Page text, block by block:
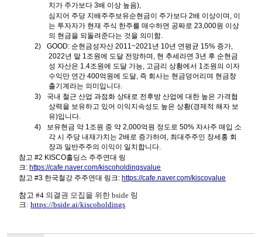
치가 주가보다 3배 이상 높음),
심지어 주당 지배주주보유순현금이 주가보다 2배 이상이며 , 이
는 투자자가 현재 주식 한주를 매수하면 공짜로 23,000원 이상
의 현금을 되돌려준다는 것을 의미함.
2)
GOOD: 순현금성자산 2011~2021년 10년 연평균 15% 증가,
2022년 말 1조원에 도달 전망하며 , 현 추세라면 3년 후 순현금
성 자산은 1.4조원에 도달 가능, 고금리 상황에서 1조원의 이자
수익만 연간 400억원에 도달, 즉 회사는 현금덩어리며 현금창
출기계라는 의미입니다.
3)
국내 철근 산업 과점화 상태로 전후방 산업에 대한 높은 가격협
상력을 보유하고 있어 이익지속성도 높은 상황(경제적 해자 보
유)입니다.
4)
보유현금 약 1조원 중 약 2,000억원 정도로 50% 자사주 매입 소
각 시 주당 내재가치는 2배로 증가하여 , 최대주주인 장세홍 회
장과 일반주주의 이익이 일치합니다.
참고#2 KISCO홀딩스 주주연대 링
크: https://cafe.naver.com/kiscoholdingsvalue
참고#3 한국철강 주주연대 링크: https://cafe.naver.com/kiscovalue
참고#4 의결권 모집을 위한 bside 링
크: https://bside.ai/kiscoholdings